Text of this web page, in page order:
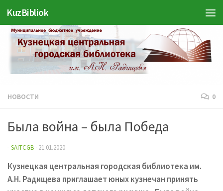
Перейти к содержимому
KuzBibliok
НОВОСТИ 0
Была война – была Победа
-SAITCGB · 21.01.2020
Кузнецкая центральная городская библиотека им.
А.Н. Радищева приглашает юных кузнечан принять